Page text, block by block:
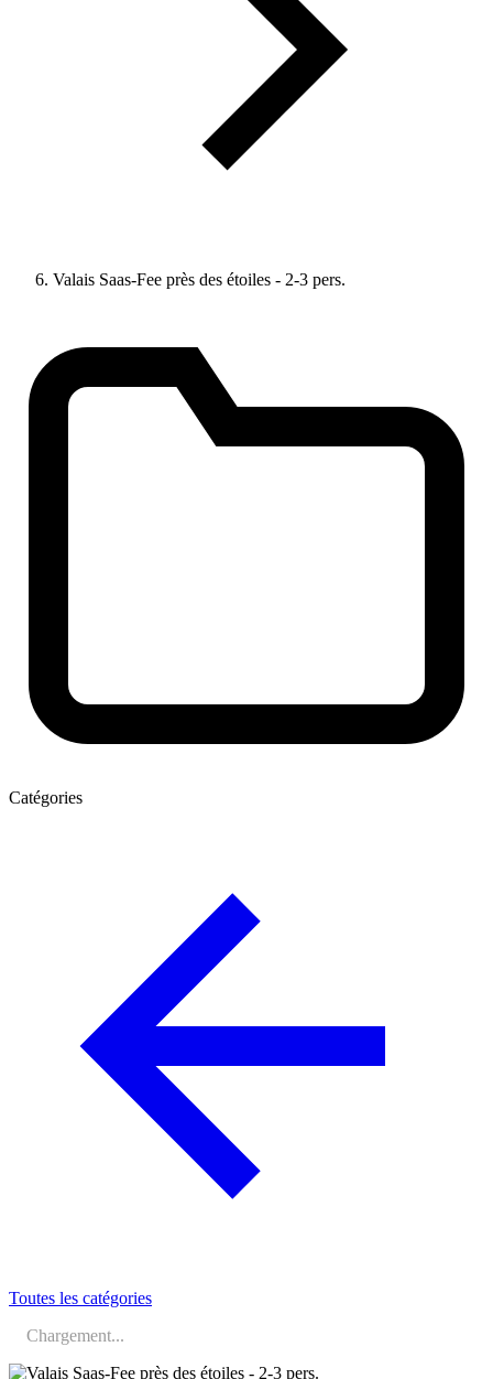
Valais Saas-Fee près des étoiles - 2-3 pers.
Catégories
Toutes les catégories
Chargement...